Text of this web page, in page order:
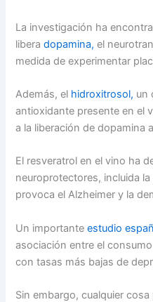
La investigación ha
liberadopamina, el
medida de experimentar
Además, el hidroxitrosol, un
antioxidante presente en el
a la liberación de dopamina
El resveratrol en el vino ha
neuroprotectores, incluida
provoca el Alzheimer y la
Un importanteestudio
asociación entre el
con tasas más bajas de
Sin embargo, cualquier